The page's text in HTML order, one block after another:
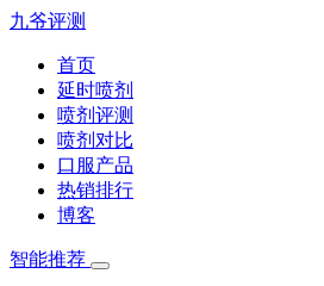
九爷评测
首页
延时喷剂
喷剂评测
喷剂对比
口服产品
热销排行
博客
智能推荐